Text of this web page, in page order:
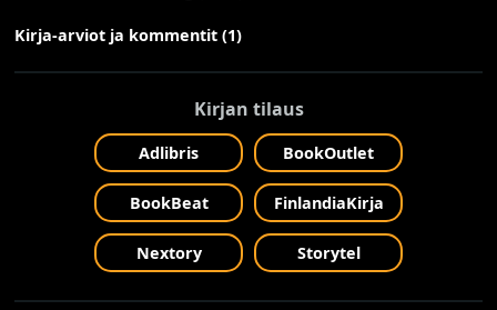
Kirja-arviot ja kommentit (1)
Kirjan tilaus
Adlibris BookOutlet
BookBeat FinlandiaKirja
Nextory Storytel